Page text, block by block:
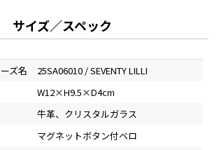
サイズ／スペック
ズ名
25SA06010 / SEVENTY LILLI
W12×H9.5×D4cm
牛革、クリスタルガラス
マグネットボタン付ベロ